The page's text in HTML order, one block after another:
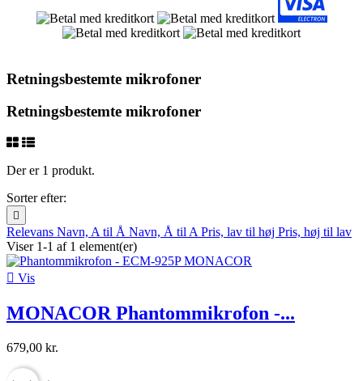
Retningsbestemte mikrofoner
Retningsbestemte mikrofoner
Der er 1 produkt.
Sorter efter:

Relevans Navn, A til Å Navn, Å til A Pris, lav til høj Pris, høj til lav
Viser 1-1 af 1 element(er)
 Vis
MONACOR Phantommikrofon -...
679,00 kr.